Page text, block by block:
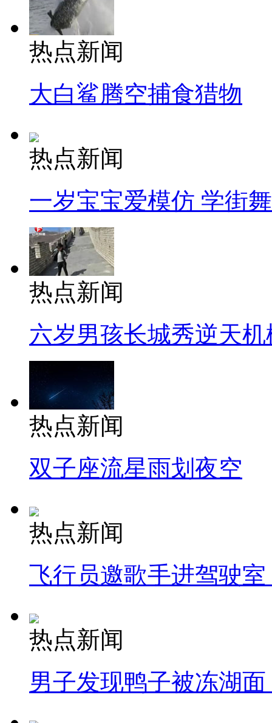
热点新闻
大白鲨腾空捕食猎物
热点新闻
一岁宝宝爱模仿 学街
热点新闻
六岁男孩长城秀逆天机
热点新闻
双子座流星雨划夜空
热点新闻
飞行员邀歌手进驾驶
热点新闻
男子发现鸭子被冻湖